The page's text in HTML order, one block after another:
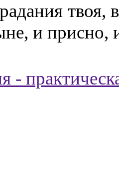
твоя,
и присно,
-